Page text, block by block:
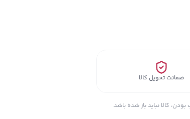
ضمانت تحویل کالا
کالا نباید باز شده باشد.